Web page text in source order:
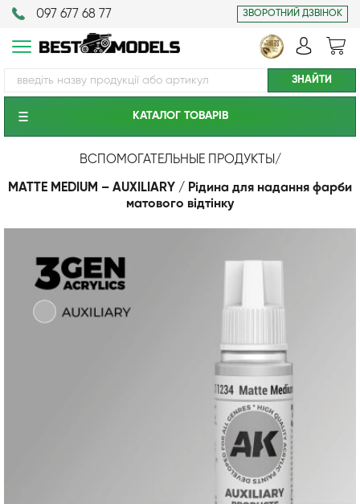
097 677 68 77 ЗВОРОТНИЙ ДЗВІНОК
КАТАЛОГ ТОВАРIВ
ВСПОМОГАТЕЛЬНЫЕ ПРОДУКТЫ /
MATTE MEDIUM – AUXILIARY / Рідина для надання фарби
матового відтінку